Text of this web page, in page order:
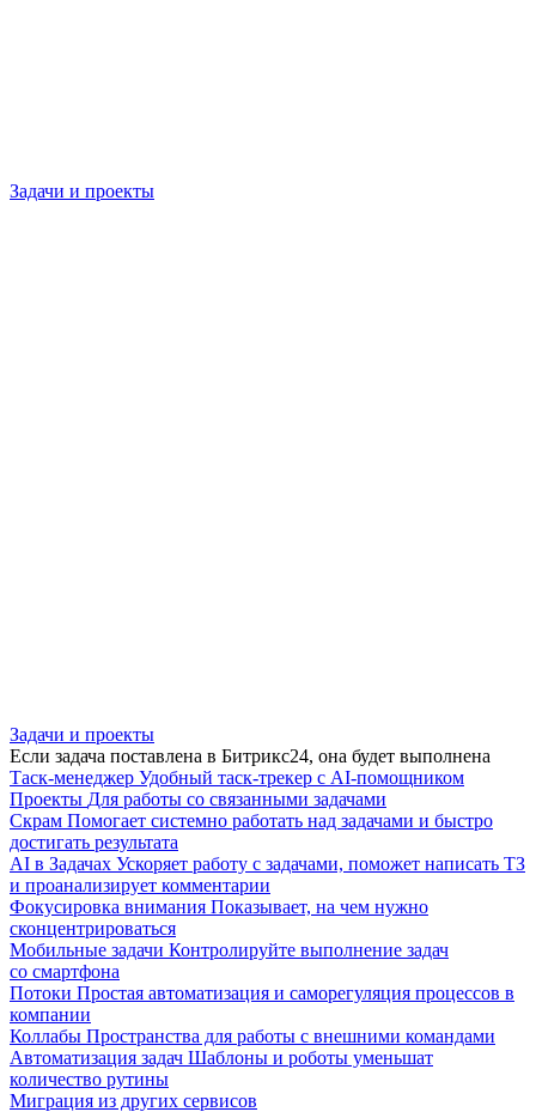
Задачи и проекты
Задачи и проекты
Если задача поставлена в Битрикс24, она будет выполнена
Таск-менеджер Удобный таск-трекер с AI-помощником
Проекты Для работы со связанными задачами
Скрам Помогает системно работать над задачами и быстро
достигать результата
AI в Задачах Ускоряет работу с задачами, поможет написать ТЗ
и проанализирует комментарии
Фокусировка внимания Показывает, на чем нужно
сконцентрироваться
Мобильные задачи Контролируйте выполнение задач
со смартфона
Потоки Простая автоматизация и саморегуляция процессов в
компании
Коллабы Пространства для работы с внешними командами
Автоматизация задач Шаблоны и роботы уменьшат
количество рутины
Миграция из других сервисов